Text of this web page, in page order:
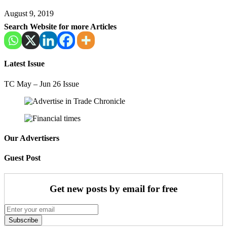
August 9, 2019
Search Website for more Articles
Latest Issue
TC May – Jun 26 Issue
Our Advertisers
Guest Post
Get new posts by email for free
Subscribe